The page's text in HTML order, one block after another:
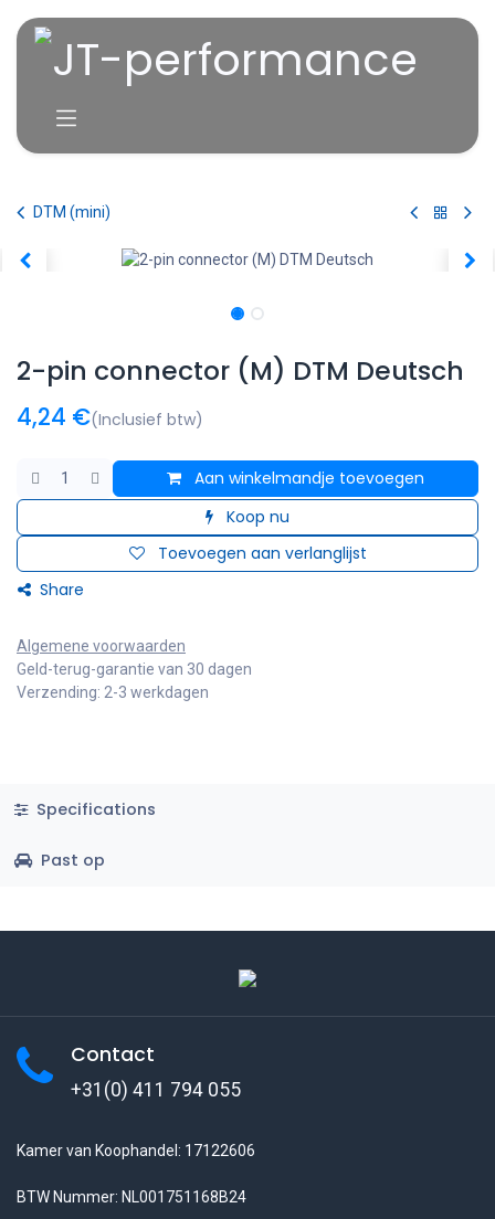
DTM (mini)
2-pin connector (M) DTM Deutsch
4,24 €(Inclusief btw)
Aan winkelmandje toevoegen
Koop nu
Toevoegen aan verlanglijst
Share
Algemene voorwaarden
Geld-terug-garantie van 30 dagen
Verzending: 2-3 werkdagen
Specifications
Past op
Contact
+31(0) 411 794 055
Kamer van Koophandel: 17122606
BTW Nummer: NL001751168B24